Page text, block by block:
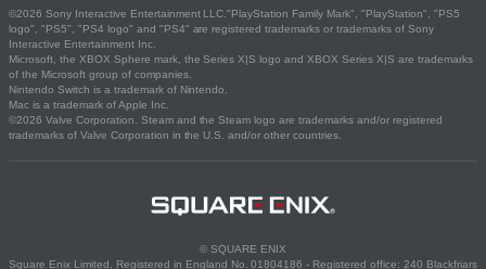
©2026 Sony Interactive Entertainment LLC."PlayStation Family Mark", "PlayStation", "PS5
logo", "PS5", "PS4 logo" and "PS4" are registered trademarks or trademarks of Sony
Interactive Entertainment Inc.
Microsoft, the XBOX Sphere mark, the Series X|S logo and XBOX Series X|S are trademarks
of the Microsoft group of companies.
Nintendo Switch is a trademark of Nintendo.
Mac is a trademark of Apple Inc.
©2026 Valve Corporation. Steam and the Steam logo are trademarks and/or registered
trademarks of Valve Corporation in the U.S. and/or other countries.
© SQUARE ENIX
Square Enix Limited, Registered in England No. 01804186 - Registered office: 240 Blackfriars